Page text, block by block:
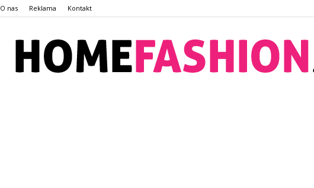
O nas Reklama Kontakt